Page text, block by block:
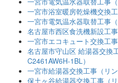
一宮市浴室暖房乾燥機交換
一宮市電気温水器取替工事
名古屋市西区食洗機新設工
一宮市エコキュート交換工
名古屋市守山区 給湯器交換
C2461AW6H-1BL）
一宮市給湯器交換工事（リ
保土ヶ谷給湯器交換工事（